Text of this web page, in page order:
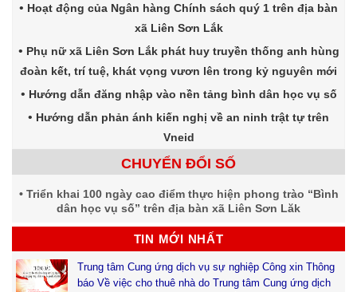
Hoạt động của Ngân hàng Chính sách quý 1 trên địa bàn
xã Liên Sơn Lắk
Phụ nữ xã Liên Sơn Lắk phát huy truyền thống anh hùng
đoàn kết, trí tuệ, khát vọng vươn lên trong kỷ nguyên mới
Hướng dẫn đăng nhập vào nền tảng bình dân học vụ số
Hướng dẫn phản ánh kiến nghị về an ninh trật tự trên
Vneid
CHUYỂN ĐỔI SỐ
Triển khai 100 ngày cao điểm thực hiện phong trào “Bình
dân học vụ số” trên địa bàn xã Liên Sơn Lăk
TIN MỚI NHẤT
Trung tâm Cung ứng dịch vụ sự nghiệp Công xin Thông
báo Về việc cho thuê nhà do Trung tâm Cung ứng dịch